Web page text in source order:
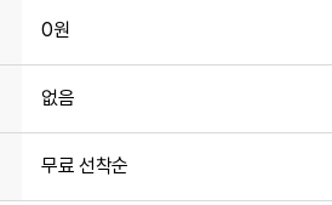
0원
없음
무료 선착순